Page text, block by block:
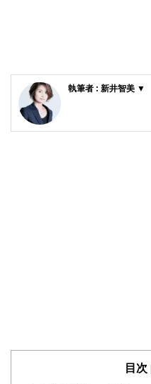
執筆者 : 新井智美 ▼
目次